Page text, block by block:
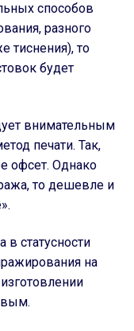
способов
разного
тиснения), то
будет
внимательным
печати. Так,
офсет. Однако
то дешевле и
в статусности
на